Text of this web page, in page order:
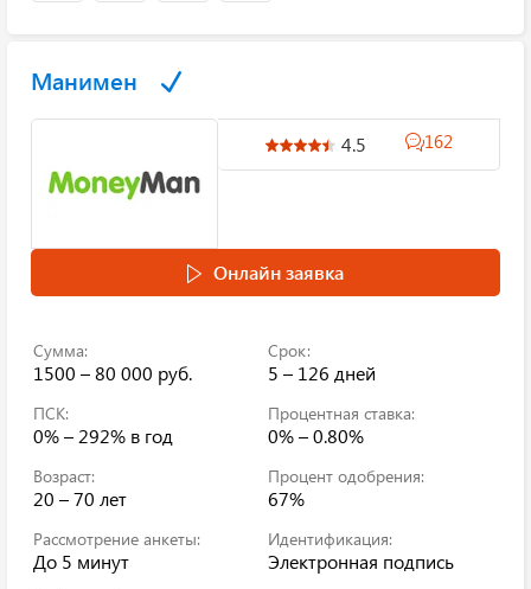
Манимен
4.5 162
Онлайн заявка
Сумма:
1500 – 80 000 руб.
Срок:
5 – 126 дней
ПСК:
0% – 292% в год
Процентная ставка:
0% – 0.80%
Возраст:
20 – 70 лет
Процент одобрения:
67%
Рассмотрение анкеты:
До 5 минут
Идентификация:
Электронная подпись